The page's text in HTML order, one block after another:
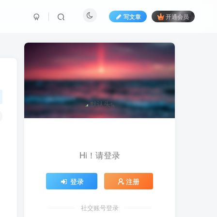
写文章 开通会员
Hi！请登录
登录 注册
社交账号登录